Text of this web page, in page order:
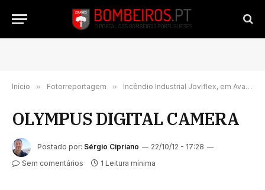
Início » Fotorreportagem » Incêndio Industrial Joviflex, em Avanca.
OLYMPUS DIGITAL CAMERA
Postado por: Sérgio Cipriano
22/10/12 - 17:28
Sem comentários
1 Leitura mínima